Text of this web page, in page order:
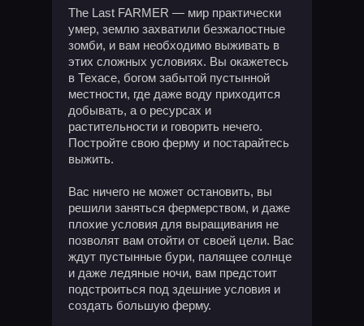
The Last FARMER — мир практически
умер, землю захватили безжалостные
зомби, и вам необходимо выживать в
этих сложных условиях. Вы окажетесь
в Техасе, богом забытой пустынной
местности, где даже воду приходится
добывать, а о ресурсах и
растительности и говорить нечего.
Постройте свою ферму и постарайтесь
выжить.
Вас ничего не может остановить, вы
решили заняться фермерством, и даже
плохие условия для выращивания не
позволят вам отойти от своей цели. Вас
ждут пустынные бури, палящее солнце
и даже ледяные ночи, вам предстоит
подстроиться под здешние условия и
создать большую ферму.